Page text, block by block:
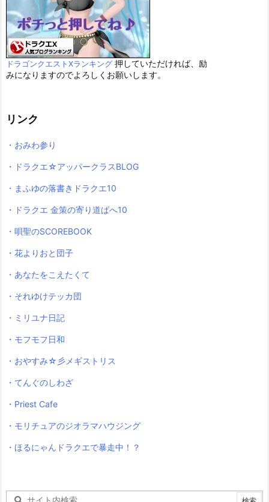
ドラゴンクエストXランキング 押していただければ、励
みになりますのでよろしくお願いします。
リンク
・おみわ参り
・ドラクエ☆アッパークラスBLOG
・まふゆの落書きドラクエ10
・ドラクエ 金策の寄り道ぱへ10
・唄聖のSCOREBOOK
・花よりおと団子
・あなたをこえたくて
・それゆけテッカ団
・ミリユナ日記
・モフモフ日和
・おやすみ☆彡メギストリス
・てんぐのしわざ
・Priest Cafe
・モリチュアのジオラマハウジング
・ほるにゃんドラクエで暴走中！？